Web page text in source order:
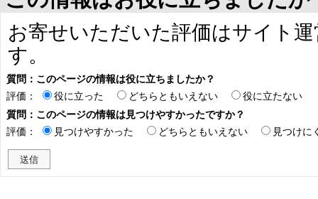
お寄せいただいた評価はサイト
す。
質問：このページの情報は役に立ちましたか？
評価：
役に立った どちらともいえない
役に立たない
質問：このページの情報は見つけやすかったですか？
評価：
見つけやすかった どちらともいえない 見つけに